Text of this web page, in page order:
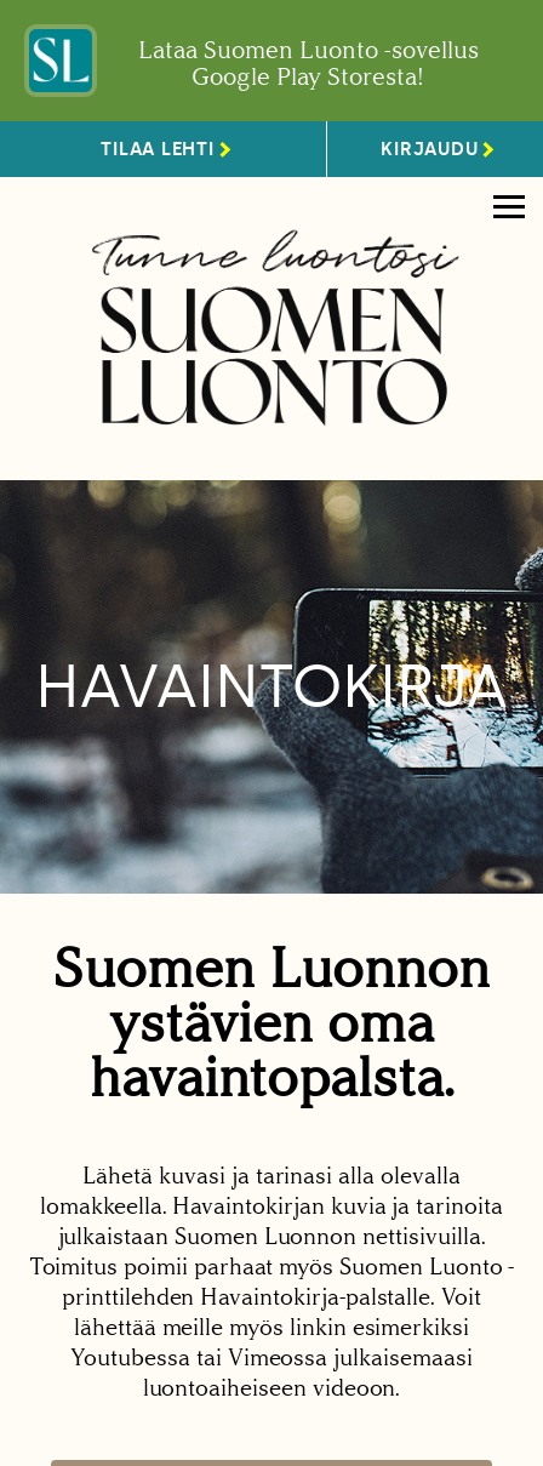
Lataa Suomen Luonto -sovellus
Google Play Storesta!
TILAA LEHTI KIRJAUDU
HAVAINTOKIRJA
Suomen Luonnon
ystävien oma
havaintopalsta.
Lähetä kuvasi ja tarinasi alla olevalla
lomakkeella. Havaintokirjan kuvia ja tarinoita
julkaistaan Suomen Luonnon nettisivuilla.
Toimitus poimii parhaat myös Suomen Luonto -
printtilehden Havaintokirja-palstalle. Voit
lähettää meille myös linkin esimerkiksi
Youtubessa tai Vimeossa julkaisemaasi
luontoaiheiseen videoon.